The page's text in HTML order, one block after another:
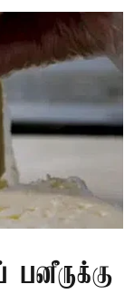
பனீருக்கு